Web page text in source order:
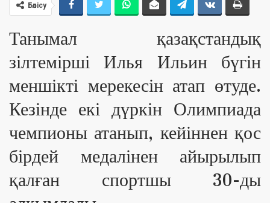
Бөлісу
Танымал қазақстандық
зілтемірші Илья Ильин бүгін
меншікті мерекесін атап өтуде.
Кезінде екі дүркін Олимпиада
чемпионы атанып, кейіннен қос
бірдей медалінен айырылып
қалған спортшы 30-ды